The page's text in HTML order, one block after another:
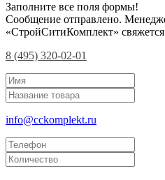
Заполните все поля формы!
Сообщение отправлено.
«СтройСитиКомплект»
8 (495) 320-02-01
info@cckomplekt.ru